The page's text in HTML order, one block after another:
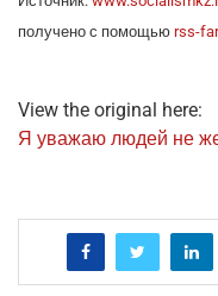
полу­че­но с помо­щью rss-
View the original here:
Я ува­жаю людей не